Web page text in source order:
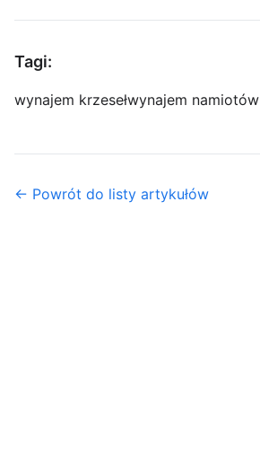
Tagi:
wynajem krzesełwynajem namiotów
← Powrót do listy artykułów